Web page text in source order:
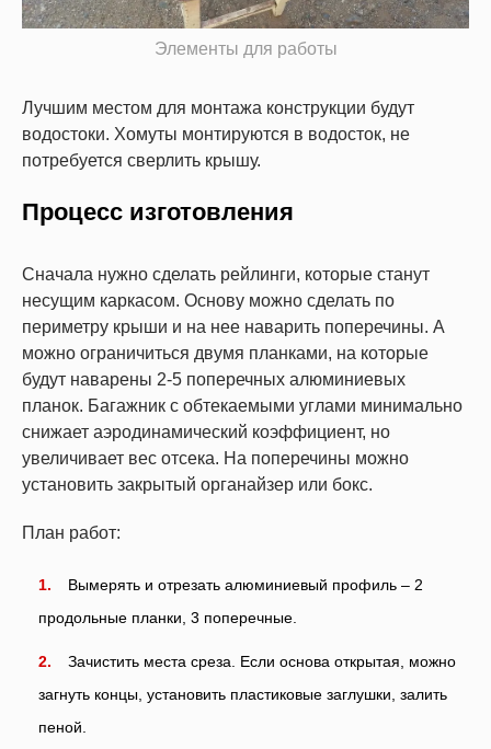
Элементы для работы
Лучшим местом для монтажа конструкции будут
водостоки. Хомуты монтируются в водосток, не
потребуется сверлить крышу.
Процесс изготовления
Сначала нужно сделать рейлинги, которые станут
несущим каркасом. Основу можно сделать по
периметру крыши и на нее наварить поперечины. А
можно ограничиться двумя планками, на которые
будут наварены 2-5 поперечных алюминиевых
планок. Багажник с обтекаемыми углами минимально
снижает аэродинамический коэффициент, но
увеличивает вес отсека. На поперечины можно
установить закрытый органайзер или бокс.
План работ:
Вымерять и отрезать алюминиевый профиль – 2
продольные планки, 3 поперечные.
Зачистить места среза. Если основа открытая, можно
загнуть концы, установить пластиковые заглушки, залить
пеной.